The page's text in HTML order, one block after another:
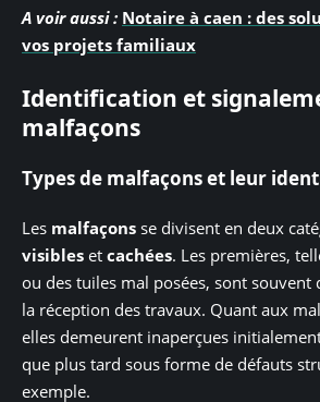
A voir aussi : Notaire à caen : des
vos projets familiaux
Identification et
malfaçons
Types de malfaçons et leur
Les malfaçons se divisent en deux
visibles et cachées. Les premières,
ou des tuiles mal posées, sont souvent
la réception des travaux. Quant aux
elles demeurent inaperçues
que plus tard sous forme de défauts
exemple.